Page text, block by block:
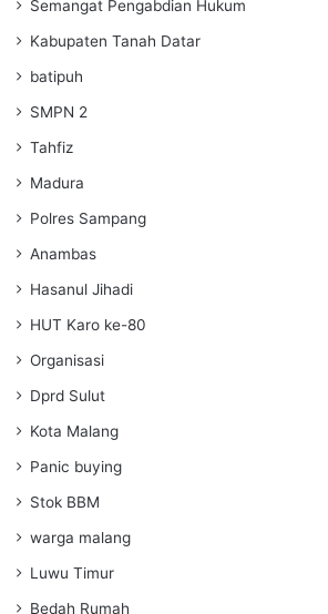
Semangat Pengabdian Hukum
Kabupaten Tanah Datar
batipuh
SMPN 2
Tahfiz
Madura
Polres Sampang
Anambas
Hasanul Jihadi
HUT Karo ke-80
Organisasi
Dprd Sulut
Kota Malang
Panic buying
Stok BBM
warga malang
Luwu Timur
Bedah Rumah